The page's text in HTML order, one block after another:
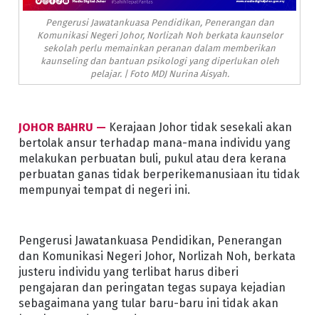
Pengerusi Jawatankuasa Pendidikan, Penerangan dan
Komunikasi Negeri Johor, Norlizah Noh berkata kaunselor
sekolah perlu memainkan peranan dalam memberikan
kaunseling dan bantuan psikologi yang diperlukan oleh
pelajar. | Foto MDJ Nurina Aisyah.
JOHOR BAHRU — Kerajaan Johor tidak sesekali akan
bertolak ansur terhadap mana-mana individu yang
melakukan perbuatan buli, pukul atau dera kerana
perbuatan ganas tidak berperikemanusiaan itu tidak
mempunyai tempat di negeri ini.
Pengerusi Jawatankuasa Pendidikan, Penerangan
dan Komunikasi Negeri Johor, Norlizah Noh, berkata
justeru individu yang terlibat harus diberi
pengajaran dan peringatan tegas supaya kejadian
sebagaimana yang tular baru-baru ini tidak akan